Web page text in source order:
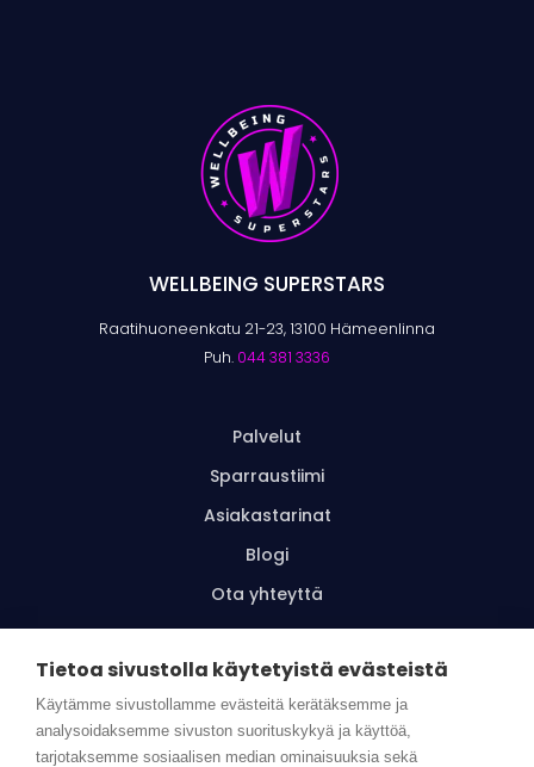
WELLBEING SUPERSTARS
Raatihuoneenkatu 21-23, 13100 Hämeenlinna
Puh. 044 381 3336
Palvelut
Sparraustiimi
Asiakastarinat
Blogi
Ota yhteyttä
Tilaa uutiskirje
Tietoa sivustolla käytetyistä evästeistä
Käytämme sivustollamme evästeitä kerätäksemme ja
analysoidaksemme sivuston suorituskykyä ja käyttöä,
tarjotaksemme sosiaalisen median ominaisuuksia sekä